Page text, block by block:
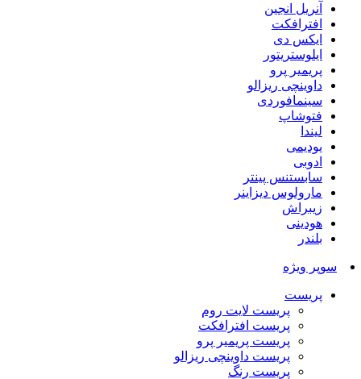
آنریل انجین
افترافکت
ایکس دی
ایلوستریتور
پریمیر پرو
داوینچی ریزالو
سینمافوردی
فتوشاپ
لیندا
یودیمی
ادوبی
سابستنس پینتر
مارولوس دیزاینر
زیبراش
هودینی
بلندر
سوپر ویژه
پریست
پریست لایت روم
پریست افترافکت
پریست پریمیر پرو
پریست داوینچی ریزالو
پریست رنگ